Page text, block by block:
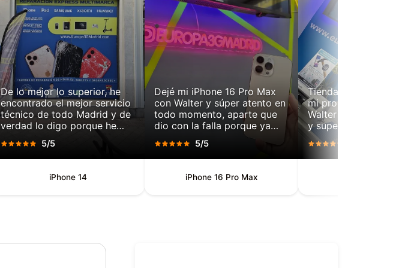
De lo mejor lo superior, he
encontrado el mejor servicio
técnico de todo Madrid y de
verdad lo digo porque he
acudido a varios sitios y en
ninguno me dieron solución a
mi problema.
5/5
iPhone 14
Dejé mi iPhone 16 Pro Max
con Walter y súper atento en
todo momento, aparte que
dio con la falla porque ya
había ido a otros lugares y
nada. Super eficiente y
rápido, lo recomiendo.
5/5
iPhone 16 Pro Max
Tienda profesional,
mi problema
Walter hizo todo de
y super rápido!